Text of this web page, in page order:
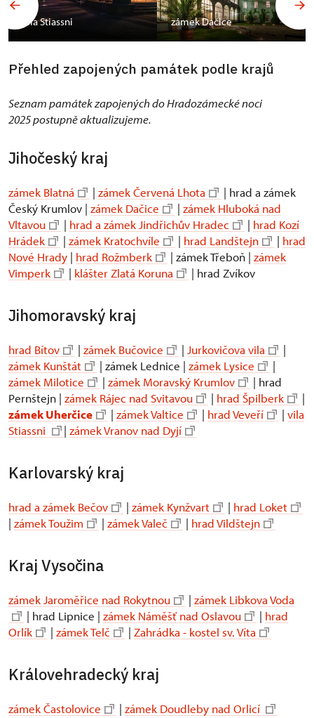
vila Stiassni zámek Dačice
Přehled zapojených památek podle krajů
Seznam památek zapojených do Hradozámecké noci
2025 postupně aktualizujeme.
Jihočeský kraj
zámek Blatná | zámek Červená Lhota
| hrad a zámek
Český Krumlov | zámek Dačice | zámek Hluboká nad
Vltavou
| hrad a zámek Jindřichův Hradec | hrad Kozí
Hrádek
| zámek Kratochvíle | hrad Landštejn | hrad
Nové Hrady | hrad Rožmberk | zámek Třeboň | zámek
Vimperk
| klášter Zlatá Koruna | hrad Zvíkov
Jihomoravský kraj
hrad Bítov | zámek Bučovice | Jurkovičova vila
|
zámek Kunštát
| zámek Lednice | zámek Lysice
|
zámek Milotice
| zámek Moravský Krumlov
| hrad
Pernštejn | zámek Rájec nad Svitavou | hrad Špilberk
|
zámek Uherčice
| zámek Valtice | hrad Veveří | vila
Stiassni
| zámek Vranov nad Dyjí
Karlovarský kraj
hrad a zámek Bečov | zámek Kynžvart | hrad Loket
| zámek Toužim | zámek Valeč | hrad Vildštejn
Kraj Vysočina
zámek Jaroměřice nad Rokytnou | zámek Libkova Voda
| hrad Lipnice | zámek Náměšť nad Oslavou | hrad
Orlík
| zámek Telč | Zahrádka - kostel sv. Víta
Královehradecký kraj
zámek Častolovice | zámek Doudleby nad Orlicí